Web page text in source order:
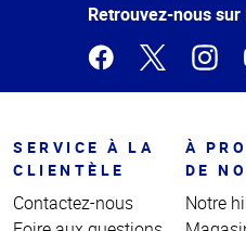
Retrouvez-nous
SERVICE À LA
CLIENTÈLE
Contactez-nous
À
DE
Notre